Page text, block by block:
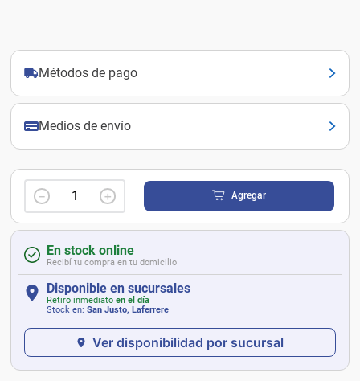
Métodos de pago
Medios de envío
＋
－ Agregar
En stock online
Recibí tu compra en tu domicilio
Disponible en sucursales
Retiro inmediato en el día
Stock en: San Justo, Laferrere
Ver disponibilidad por sucursal